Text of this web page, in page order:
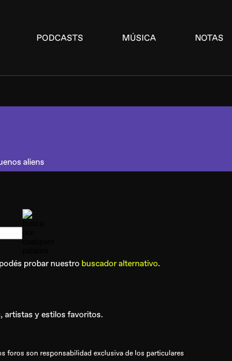
PODCASTS MÚSICA NOTAS
aliens
probar nuestro buscador alternativo.
artistas y estilos favoritos.
foros son responsabilidad exclusiva de los particulares